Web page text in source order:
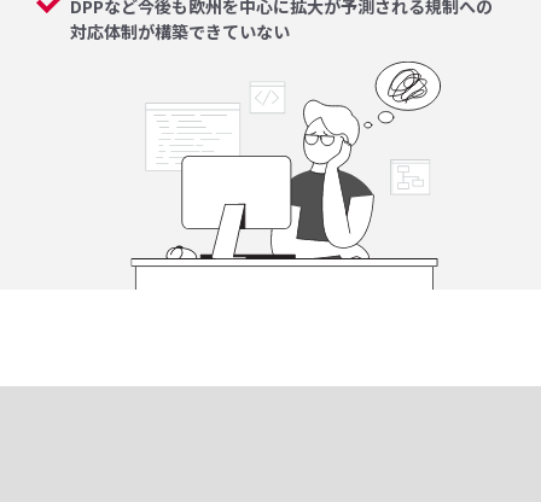
DPPなど今後も欧州を中心に拡大が予測される規制への
対応体制が構築できていない